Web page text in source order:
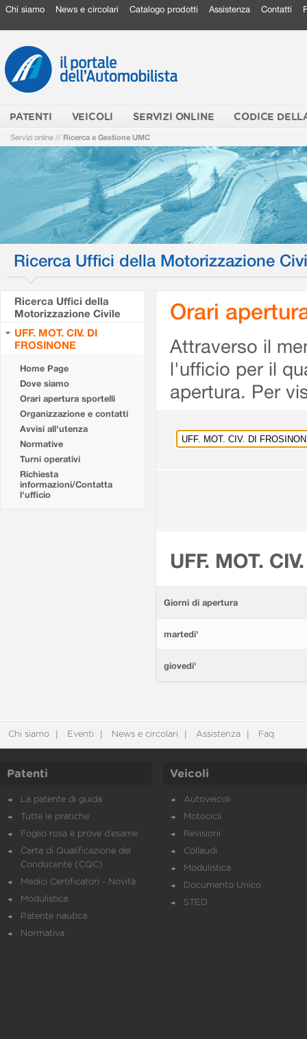
Chi siamo News e circolari Catalogo prodotti Assistenza Contatti
PATENTI VEICOLI SERVIZI ONLINE CODICE
Servizi online // Ricerca e Gestione UMC
Ricerca Uffici della Motorizzazione
Ricerca Uffici della
Motorizzazione Civile
UFF. MOT. CIV. DI
FROSINONE
Home Page
Dove siamo
Orari apertura sportelli
Organizzazione e contatti
Avvisi all'utenza
Normative
Turni operativi
Richiesta
informazioni/Contatta
l'ufficio
Orari
Attraverso il
l'ufficio per il
apertura. Per
UFF. MOT.
Giorni di apertura
martedi'
giovedi'
Chi siamo Eventi News e circolari Assistenza Faq
Patenti
La patente di guida
Tutte le pratiche
Foglio rosa e prove d’esame
Carta di Qualificazione del
Conducente (CQC)
Medici Certificatori - Novità
Modulistica
Patente nautica
Normativa
Veicoli
Autoveicoli
Motocicli
Revisioni
Collaudi
Modulistica
Documento Unico
STED